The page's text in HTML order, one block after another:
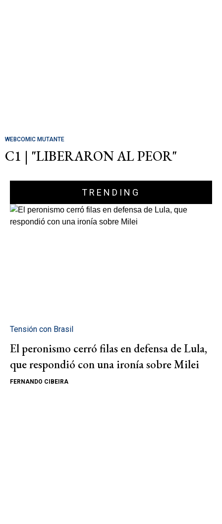
WEBCOMIC MUTANTE
C1 | "LIBERARON AL PEOR"
TRENDING
Tensión con Brasil
El peronismo cerró filas en defensa de Lula,
que respondió con una ironía sobre Milei
FERNANDO CIBEIRA